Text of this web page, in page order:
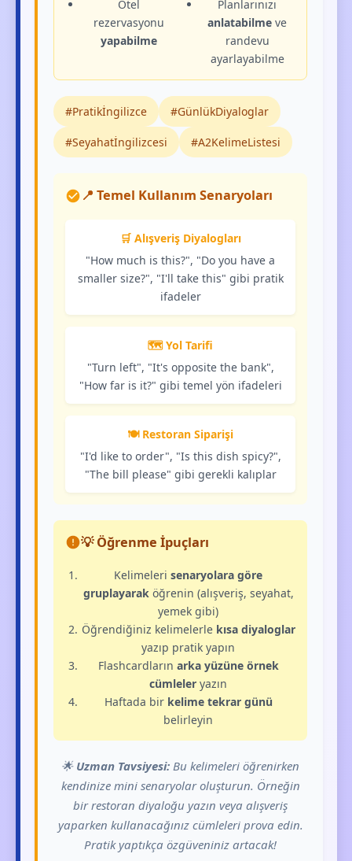
Otel
rezervasyonu
yapabilme
Planlarınızı
anlatabilme ve
randevu
ayarlayabilme
#Pratikİngilizce #GünlükDiyaloglar
#Seyahatİngilizcesi #A2KelimeListesi
📍 Temel Kullanım Senaryoları
🛒 Alışveriş Diyalogları
"How much is this?", "Do you have a
smaller size?", "I'll take this" gibi pratik
ifadeler
🗺️ Yol Tarifi
"Turn left", "It's opposite the bank",
"How far is it?" gibi temel yön ifadeleri
🍽️ Restoran Siparişi
"I'd like to order", "Is this dish spicy?",
"The bill please" gibi gerekli kalıplar
💡 Öğrenme İpuçları
Kelimelerisenaryolara göre
gruplayaraköğrenin (alışveriş, seyahat,
yemek gibi)
Öğrendiğiniz kelimelerle kısa diyaloglar
yazıp pratik yapın
Flashcardların arka yüzüne örnek
cümleler yazın
Haftada bir kelime tekrar günü
belirleyin
🌟 Uzman Tavsiyesi: Bu kelimeleri öğrenirken
kendinize mini senaryolar oluşturun. Örneğin
bir restoran diyaloğu yazın veya alışveriş
yaparken kullanacağınız cümleleri prova edin.
Pratik yaptıkça özgüveniniz artacak!